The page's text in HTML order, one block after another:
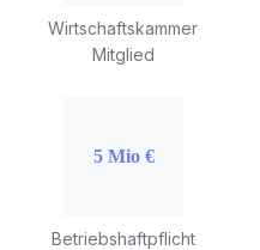
Wirtschaftskammer
Mitglied
Betriebshaftpflicht